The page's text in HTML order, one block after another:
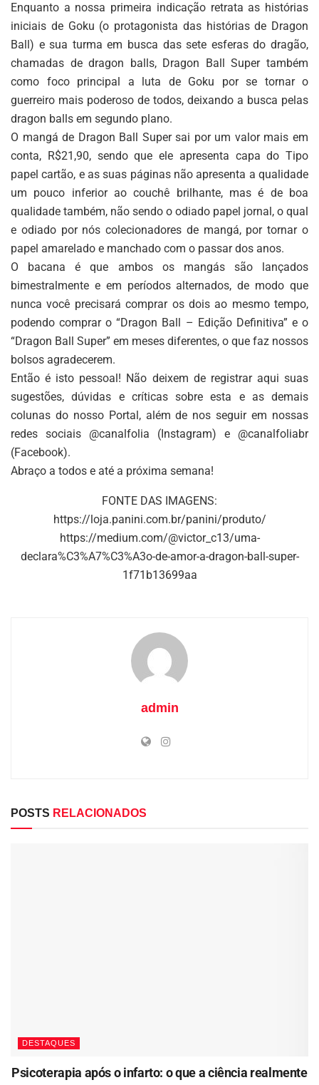
Enquanto a nossa primeira indicação retrata as histórias
iniciais de Goku (o protagonista das histórias de Dragon
Ball) e sua turma em busca das sete esferas do dragão,
chamadas de dragon balls, Dragon Ball Super também
como foco principal a luta de Goku por se tornar o
guerreiro mais poderoso de todos, deixando a busca pelas
dragon balls em segundo plano.
O mangá de Dragon Ball Super sai por um valor mais em
conta, R$21,90, sendo que ele apresenta capa do Tipo
papel cartão, e as suas páginas não apresenta a qualidade
um pouco inferior ao couchê brilhante, mas é de boa
qualidade também, não sendo o odiado papel jornal, o qual
e odiado por nós colecionadores de mangá, por tornar o
papel amarelado e manchado com o passar dos anos.
O bacana é que ambos os mangás são lançados
bimestralmente e em períodos alternados, de modo que
nunca você precisará comprar os dois ao mesmo tempo,
podendo comprar o “Dragon Ball – Edição Definitiva” e o
“Dragon Ball Super” em meses diferentes, o que faz nossos
bolsos agradecerem.
Então é isto pessoal! Não deixem de registrar aqui suas
sugestões, dúvidas e críticas sobre esta e as demais
colunas do nosso Portal, além de nos seguir em nossas
redes sociais @canalfolia (Instagram) e @canalfoliabr
(Facebook).
Abraço a todos e até a próxima semana!
FONTE DAS IMAGENS:
https://loja.panini.com.br/panini/produto/
https://medium.com/@victor_c13/uma-
declara%C3%A7%C3%A3o-de-amor-a-dragon-ball-super-
1f71b13699aa
admin
POSTS RELACIONADOS
DESTAQUES
Psicoterapia após o infarto: o que a ciência realmente